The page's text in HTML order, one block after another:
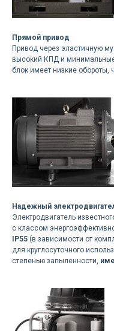
Прямой привод
Привод через эластичную
высокий КПД и
блок имеет низкие обороты,
Надежный
Электродвигатель
с классом
IP55 (в зависимости от
для круглосуточного
степенью запыленности,